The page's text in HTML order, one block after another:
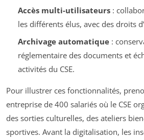
Accès multi-utilisateurs:
les différents élus, avec des droits
Archivage automatique:
réglementaire des documents et
activités du CSE.
Pour illustrer ces fonctionnalités,
entreprise de 400 salariés où le CSE
des sorties culturelles, des ateliers
sportives. Avant la digitalisation, les